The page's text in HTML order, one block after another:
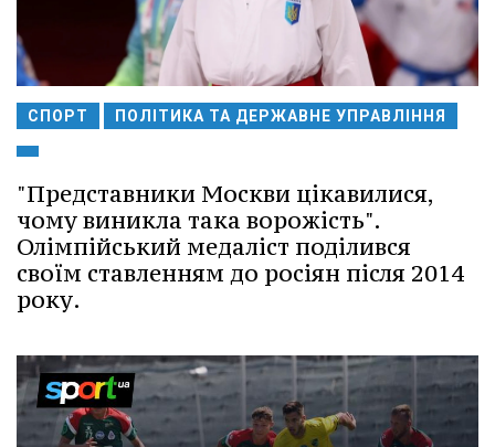
СПОРТ ПОЛІТИКА ТА ДЕРЖАВНЕ УПРАВЛІННЯ
"Представники Москви цікавилися,
чому виникла така ворожість".
Олімпійський медаліст поділився
своїм ставленням до росіян після 2014
року.